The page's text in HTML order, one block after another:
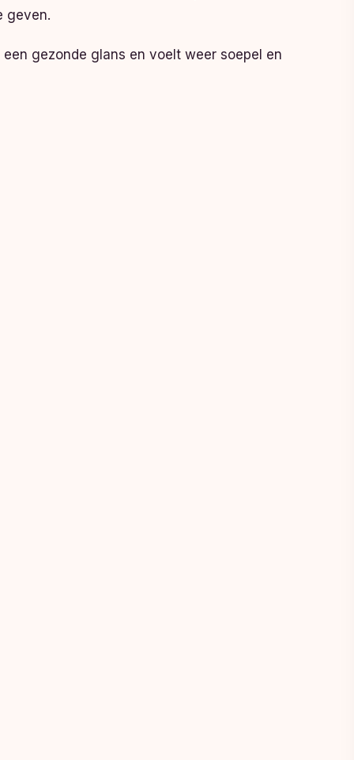
geven.
gezonde glans en voelt weer soepel en